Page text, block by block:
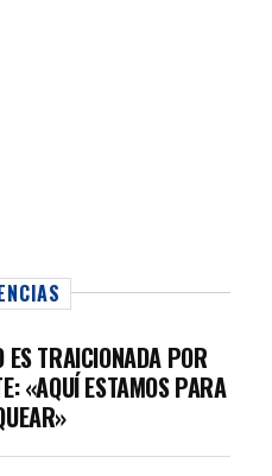
ES TRAICIONADA POR
«AQUÍ ESTAMOS PARA